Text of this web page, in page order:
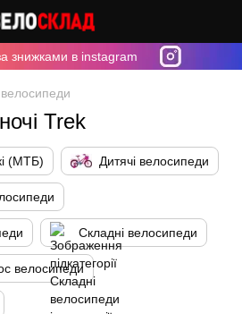
знижками в instagram
велосипеди
Trek
(МТБ) Дитячі велосипеди
Складні велосипеди
велосипеди